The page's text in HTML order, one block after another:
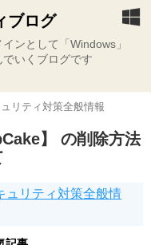
ブログ
ンとして「Windows」
いくブログです
リティ対策全般情報
】 の削除方法
ュリティ対策全般情